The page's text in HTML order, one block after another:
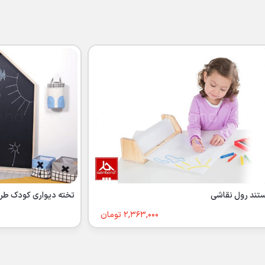
رول نقاشی
2,363,000 تومان
تخته دیواری کودک